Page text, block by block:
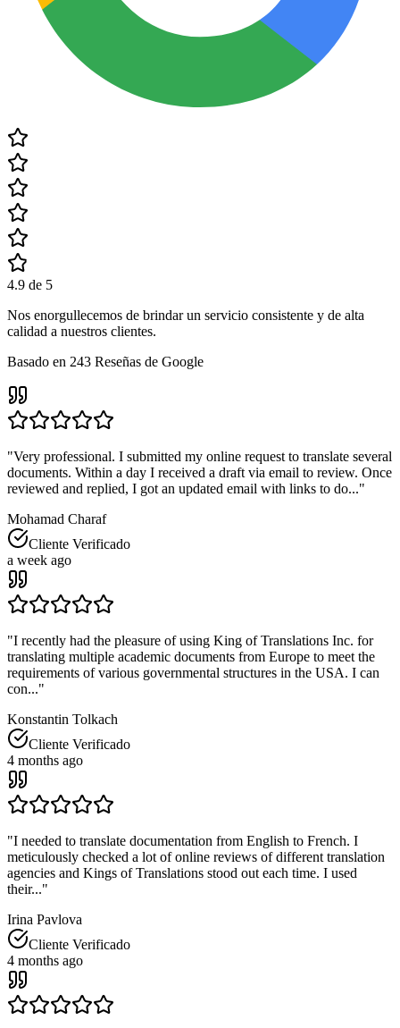
4.9 de 5
Nos enorgullecemos de brindar un servicio consistente y de alta
calidad a nuestros clientes.
Basado en 243 Reseñas de Google
"Very professional. I submitted my online request to translate several
documents. Within a day I received a draft via email to review. Once
reviewed and replied, I got an updated email with links to do..."
Mohamad Charaf
Cliente Verificado
a week ago
"I recently had the pleasure of using King of Translations Inc. for
translating multiple academic documents from Europe to meet the
requirements of various governmental structures in the USA. I can
con..."
Konstantin Tolkach
Cliente Verificado
4 months ago
"I needed to translate documentation from English to French. I
meticulously checked a lot of online reviews of different translation
agencies and Kings of Translations stood out each time. I used
their..."
Irina Pavlova
Cliente Verificado
4 months ago